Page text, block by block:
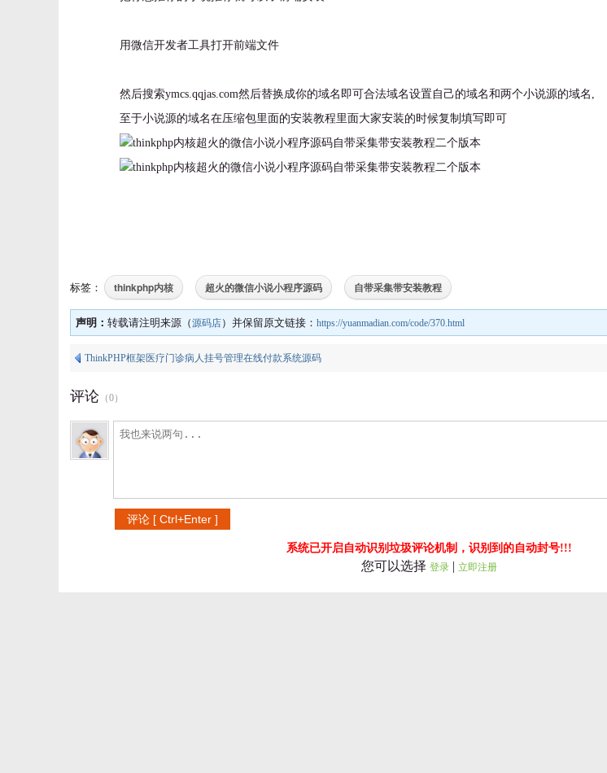
用微信开发者工具打开前端文件
然后搜索ymcs.qqjas.com然后替换成你的域名即可合法域名设置自己的域名和两个小说源的域名,
至于小说源的域名在压缩包里面的安装教程里面大家安装的时候复制填写即可
标签： thinkphp内核 超火的微信小说小程序源码 自带采集带安装教程
声明： 转载请注明来源（源码店）并保留原文链接： https://yuanmadian.com/code/370.html
ThinkPHP框架医疗门诊病人挂号管理在线付款系统源码
评论 （0）
系统已开启自动识别垃圾评论机制，识别到的自动封号!!!
您可以选择 登录| 立即注册